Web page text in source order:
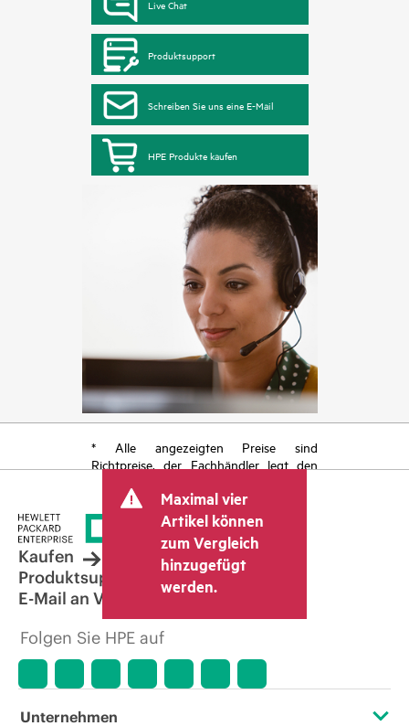
Live Chat
Produktsupport
Schreiben Sie uns eine E-Mail
HPE Produkte kaufen
* Alle angezeigten Preise sind
Richtpreise, der Fachhändler legt den
kann weitere Gebühren wie
Mehrwertsteuer und Versandkosten
berücksichtigen. Der vom Fachhändler
festgelegte Transaktionspreis kann von
dem anderer Fachhändler und dem
angezeigten Richtpreis abweichen. Die
Richtpreise können zeitlich begrenzte
Sonderangebote enthalten. HPE behält
sich das Recht vor, jederzeit
Preisanpassungen vorzunehmen, u. a.
Marktbedingungen, der Einstellung von
Maximal vier
Artikel können
zum Vergleich
hinzugefügt
werden.
Kaufen
Produktsupport
E-Mail an Vertrieb
Folgen Sie HPE auf
Unternehmen